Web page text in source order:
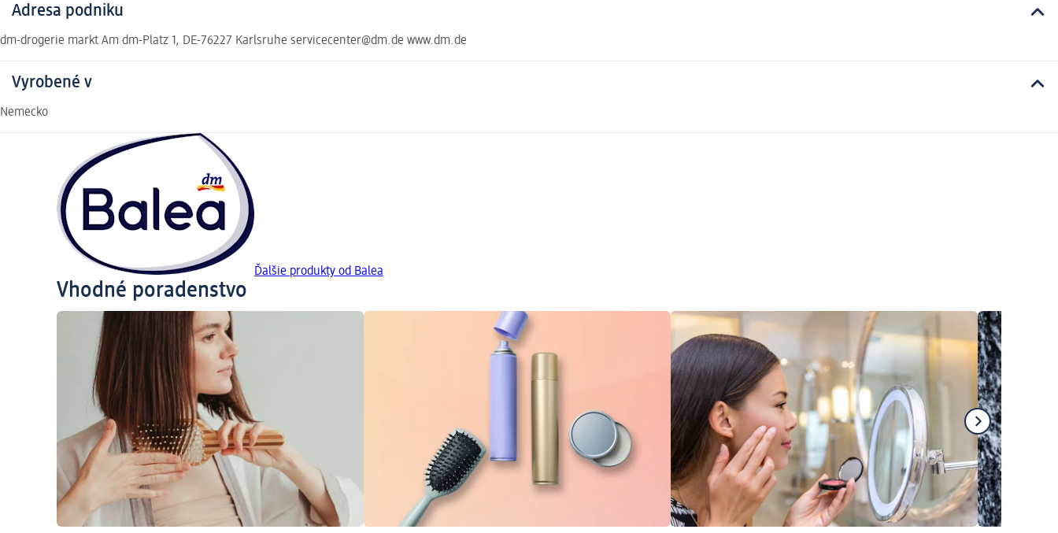
Adresa podniku
dm-drogerie markt Am dm-Platz 1, DE-76227 Karlsruhe servicecenter@dm.de www.dm.de
Vyrobené v
Nemecko
Ďalšie produkty od Balea
Vhodné poradenstvo